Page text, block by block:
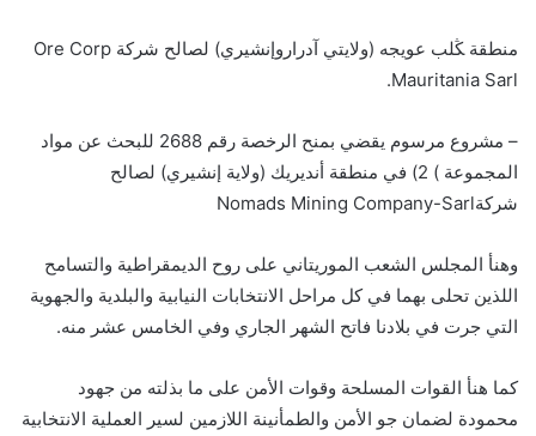
منطقة ﯖﻠﺐ عويجه (ولايتي آدراروإنشيري) لصالح شركة Ore Corp
Mauritania Sarl.
– مشروع مرسوم يقضي بمنح الرخصة رقم 2688 للبحث عن مواد
المجموعة ) 2) في منطقة أنديريك (ولاية إنشيري) لصالح
شركةNomads Mining Company-Sarl
وهنأ المجلس الشعب الموريتاني على روح الديمقراطية والتسامح
اللذين تحلى بهما في كل مراحل الانتخابات النيابية والبلدية والجهوية
التي جرت في بلادنا فاتح الشهر الجاري وفي الخامس عشر منه.
كما هنأ القوات المسلحة وقوات الأمن على ما بذلته من جهود
محمودة لضمان جو الأمن والطمأنينة اللازمين لسير العملية الانتخابية